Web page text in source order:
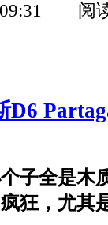
阅
子全是木
狂，尤其